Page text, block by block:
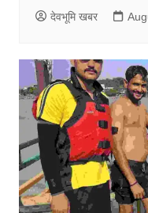
देवभूमि खबर